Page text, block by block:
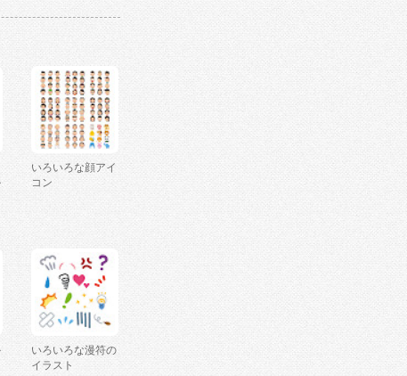
いろいろな顔アイ
コン
いろいろな漫符の
イラスト